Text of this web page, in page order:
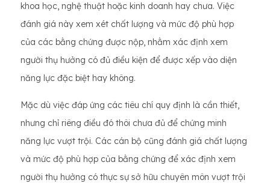
khoa học, nghệ thuật hoặc kinh doanh hay chưa. Việc
đánh giá này xem xét chất lượng và mức độ phù hợp
của các bằng chứng được nộp, nhằm xác định xem
người thụ hưởng có đủ điều kiện để được xếp vào diện
năng lực đặc biệt hay không.
Mặc dù việc đáp ứng các tiêu chí quy định là cần thiết,
nhưng chỉ riêng điều đó thôi chưa đủ để chứng minh
năng lực vượt trội. Các cán bộ cũng đánh giá chất lượng
và mức độ phù hợp của bằng chứng để xác định xem
người thụ hưởng có thực sự sở hữu chuyên môn vượt trội